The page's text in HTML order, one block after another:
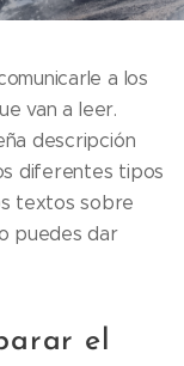
a los
van a leer.
descripción
diferentes tipos
textos sobre
puedes dar
el